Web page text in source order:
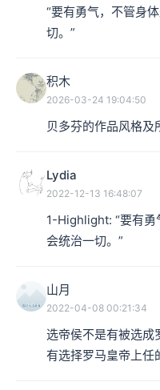
“要有勇气，不管身
切。”
积木
2026-03-24 19:04:50
贝多芬的作品风格及
Lydia
2022-12-13 16:48:07
1-Highlight: “要有勇
会统治一切。”
山月
2022-04-08 00:21:34
选帝侯不是有被选成
有选择罗马皇帝上任